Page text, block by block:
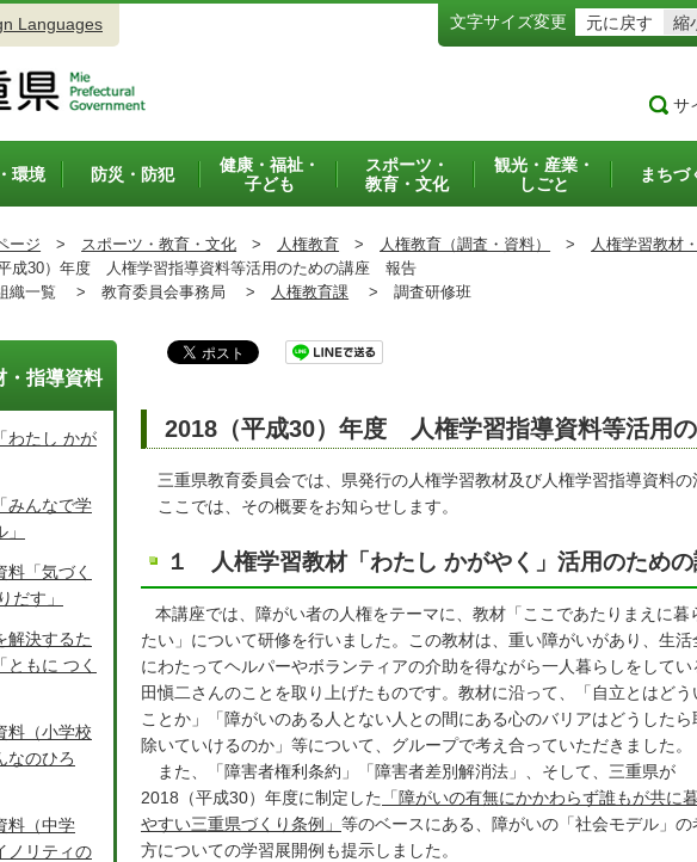
Languages 文字サイズ変更 元に戻す 縮
サ
環境 防災・防犯
健康・福祉・
子ども
スポーツ・
教育・文化
観光・産業・
しごと
まちづ
ージ > スポーツ・教育・文化 > 人権教育 > 人権教育（調査・資料） > 人権学習教材
成30）年度 人権学習指導資料等活用のための講座 報告
織一覧 > 教育委員会事務局 > 人権教育課 > 調査研修班
2018（平成30）年度 人権学習指導資料等活用
三重県教育委員会では、県発行の人権学習教材及び人権学習指導資料の
ここでは、その概要をお知らせします。
１ 人権学習教材「わたし かがやく」活用のため
本講座では、障がい者の人権をテーマに、教材「ここであたりまえに暮
たい」について研修を行いました。この教材は、重い障がいがあり、生活
にわたってヘルパーやボランティアの介助を得ながら一人暮らしをしてい
田愼二さんのことを取り上げたものです。教材に沿って、「自立とはどう
ことか」「障がいのある人とない人との間にある心のバリアはどうしたら
除いていけるのか」等について、グループで考え合っていただきました。
また、「障害者権利条約」「障害者差別解消法」、そして、三重県が
2018（平成30）年度に制定した
「障がいの有無にかかわらず誰もが共に
やすい三重県づくり条例」 等のベースにある、障がいの「社会モデル」の
方についての学習展開例も提示しました。
・指導資料
わたし かが
みんなで学
料「気づく
だす」
解決するた
ともに つく
料（小学校
なのひろ
料（中学
ノリティの